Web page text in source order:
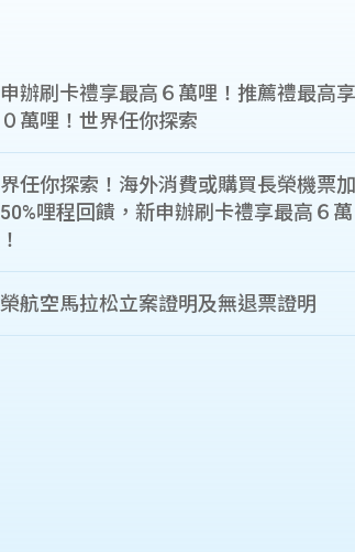
辦刷卡禮享最高６萬哩！推薦禮最高享
萬哩！世界任你探索
任你探索！海外消費或購買長榮機票加
哩程回饋，新申辦刷卡禮享最高６萬
航空馬拉松立案證明及無退票證明
馬拉松 10月25日開跑 全新跑旅航站
空馬拉松｜官方唯一跑班】懂跑訓練班